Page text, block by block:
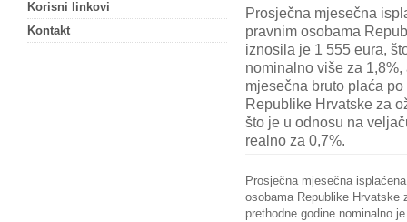
Prosječna mjesečna
pravnim osobama
iznosila je 1 555 eura,
nominalno više za
mjesečna bruto plaća
Republike Hrvatske za
što je u odnosu na
realno za 0,7%.
Prosječna mjesečna
osobama Republike Hrvatske
prethodne godine nominalno
Korisni linkovi
Kontakt